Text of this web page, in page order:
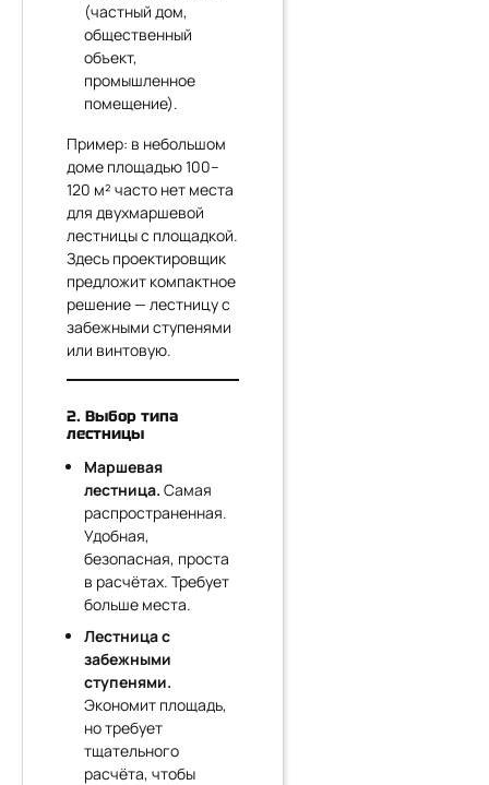
(частный дом,
общественный
объект,
промышленное
помещение).
Пример: в небольшом
доме площадью 100–
120 м² часто нет места
для двухмаршевой
лестницы с площадкой.
Здесь проектировщик
предложит компактное
решение — лестницу с
забежными ступенями
или винтовую.
2. Выбор типа
лестницы
Маршевая
лестница. Самая
распространенная.
Удобная,
безопасная, проста
в расчётах. Требует
больше места.
Лестница с
забежными
ступенями.
Экономит площадь,
но требует
тщательного
расчёта, чтобы